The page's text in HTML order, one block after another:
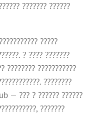
??????? ??????
?????
? ???? ???????
???????? ???????????
????????
— ??? ? ?????? ??????
???????